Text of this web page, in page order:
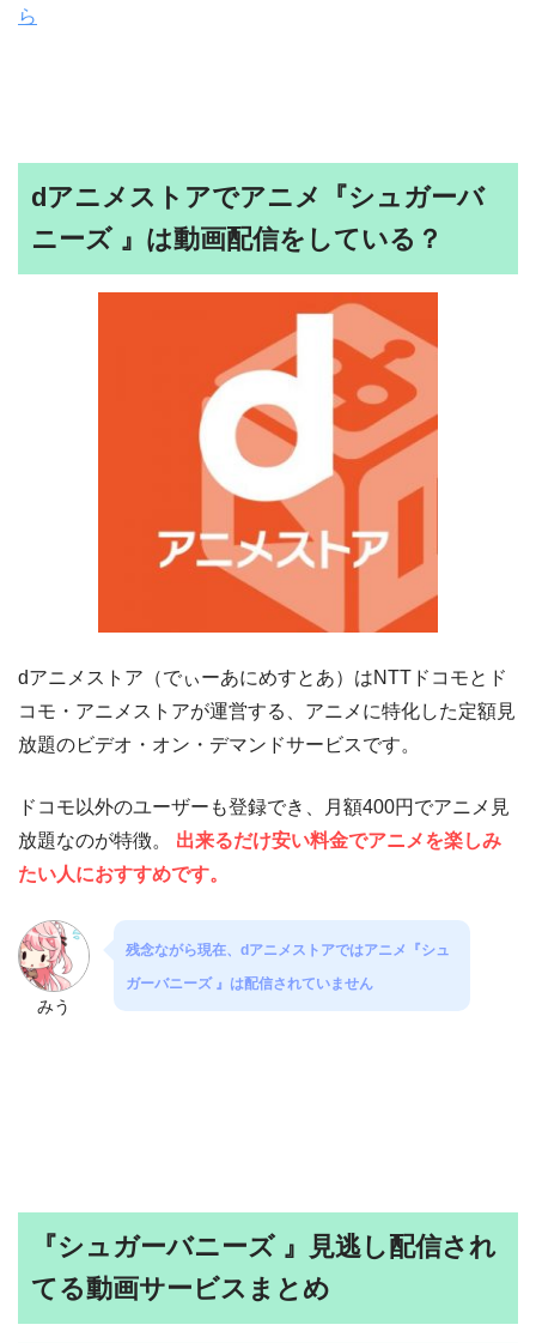
ら
dアニメストアでアニメ『シュガーバ
ニーズ 』は動画配信をしている？
dアニメストア（でぃーあにめすとあ）はNTTドコモとド
コモ・アニメストアが運営する、アニメに特化した定額見
放題のビデオ・オン・デマンドサービスです。
ドコモ以外のユーザーも登録でき、月額400円でアニメ見
放題なのが特徴。 出来るだけ安い料金でアニメを楽しみ
たい人におすすめです。
みう
残念ながら現在、dアニメストアではアニメ『シュ
ガーバニーズ 』は配信されていません
『シュガーバニーズ 』見逃し配信され
てる動画サービスまとめ